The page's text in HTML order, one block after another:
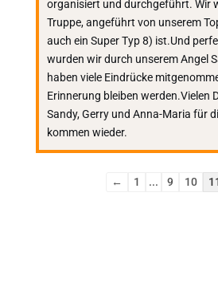
organisiert und durchgeführt. Wir
Truppe, angeführt von unserem
auch ein Super Typ 8) ist.Und
wurden wir durch unserem Angel
haben viele Eindrücke
Erinnerung bleiben werden.Vielen
Sandy, Gerry und Anna-Maria für
kommen wieder.
Navigation
← 1 ... 9 10